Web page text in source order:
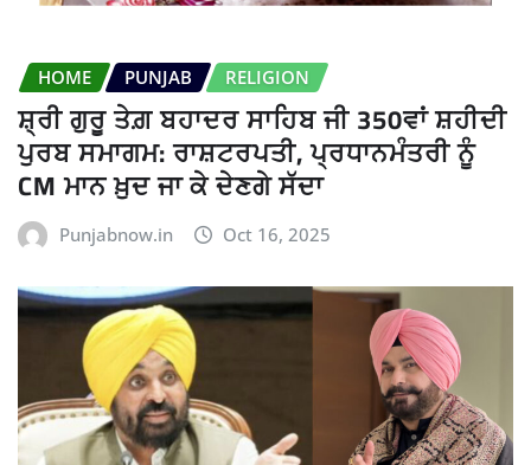
HOME PUNJAB RELIGION
ਸ਼੍ਰੀ ਗੁਰੂ ਤੇਗ਼ ਬਹਾਦਰ ਸਾਹਿਬ ਜੀ 350ਵਾਂ ਸ਼ਹੀਦੀ
ਪੁਰਬ ਸਮਾਗਮ: ਰਾਸ਼ਟਰਪਤੀ, ਪ੍ਰਧਾਨਮੰਤਰੀ ਨੂੰ
CM ਮਾਨ ਖ਼ੁਦ ਜਾ ਕੇ ਦੇਣਗੇ ਸੱਦਾ
Punjabnow.in Oct 16, 2025